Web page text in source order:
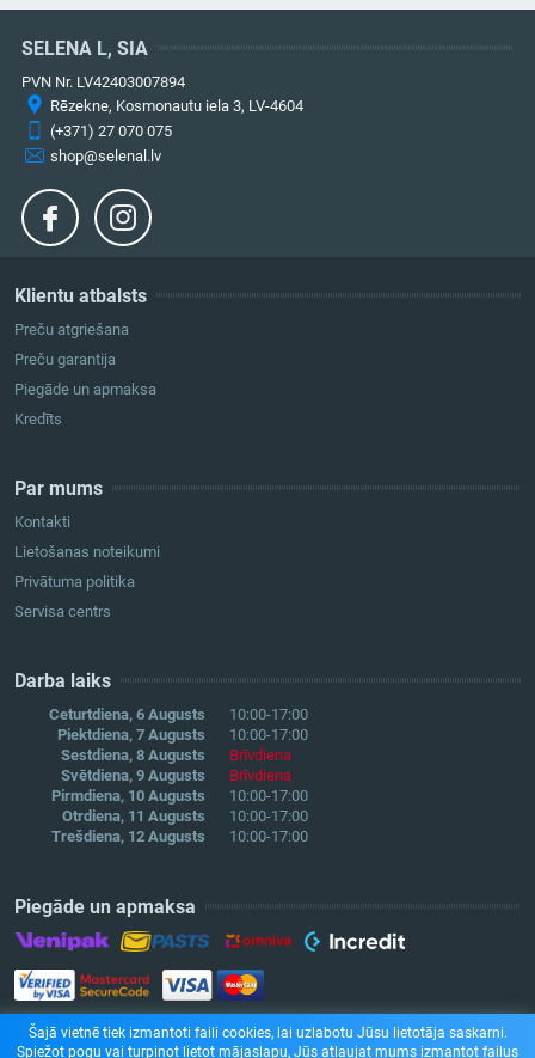
Klientu atbalsts
Preču atgriešana
Preču garantija
Piegāde un apmaksa
Kredīts
Par mums
Kontakti
Lietošanas noteikumi
Privātuma politika
Servisa centrs
Darba laiks
Ceturtdiena, 6 Augusts
10:00-17:00
Piektdiena, 7 Augusts
10:00-17:00
Sestdiena, 8 Augusts
Brīvdiena
Svētdiena, 9 Augusts
Brīvdiena
Pirmdiena, 10 Augusts
10:00-17:00
Otrdiena, 11 Augusts
10:00-17:00
Trešdiena, 12 Augusts
10:00-17:00
Piegāde un apmaksa
SELENA L, SIA
PVN Nr. LV42403007894
Rēzekne, Kosmonautu iela 3, LV-4604
(+371) 27 070 075
shop@selenal.lv
Šajā vietnē tiek izmantoti faili cookies, lai uzlabotu Jūsu lietotāja saskarni.
Spiežot pogu vai turpinot lietot mājaslapu, Jūs atļaujat mums izmantot failus